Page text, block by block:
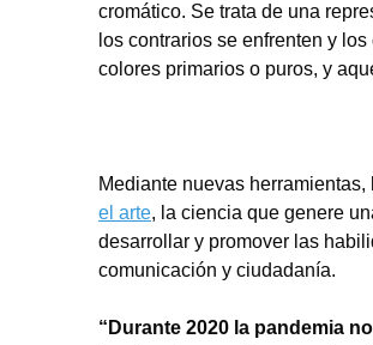
cromático. Se trata de una
los contrarios se enfrenten y
colores primarios o puros, y
Mediante nuevas
el arte, la ciencia que genere
desarrollar y promover las
comunicación y ciudadanía.
“Durante 2020 la pandemia